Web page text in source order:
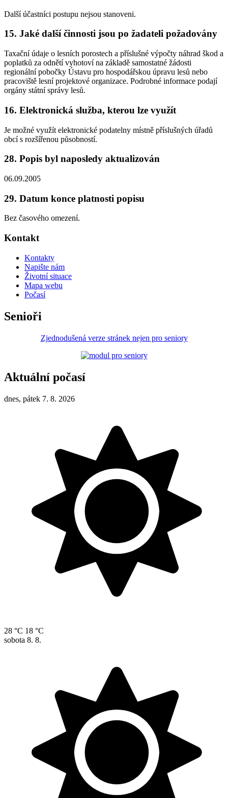
Další účastníci postupu nejsou stanoveni.
15. Jaké další činnosti jsou po žadateli požadovány
Taxační údaje o lesních porostech a příslušné výpočty náhrad škod a
poplatků za odnětí vyhotoví na základě samostatné žádosti
regionální pobočky Ústavu pro hospodářskou úpravu lesů nebo
pracoviště lesní projektové organizace. Podrobné informace podají
orgány státní správy lesů.
16. Elektronická služba, kterou lze využít
Je možné využít elektronické podatelny místně příslušných úřadů
obcí s rozšířenou působností.
28. Popis byl naposledy aktualizován
06.09.2005
29. Datum konce platnosti popisu
Bez časového omezení.
Kontakt
Kontakty
Napište nám
Životní situace
Mapa webu
Počasí
Senioři
Zjednodušená verze stránek nejen pro seniory
Aktuální počasí
dnes, pátek 7. 8. 2026
28 °C 18 °C
sobota 8. 8.